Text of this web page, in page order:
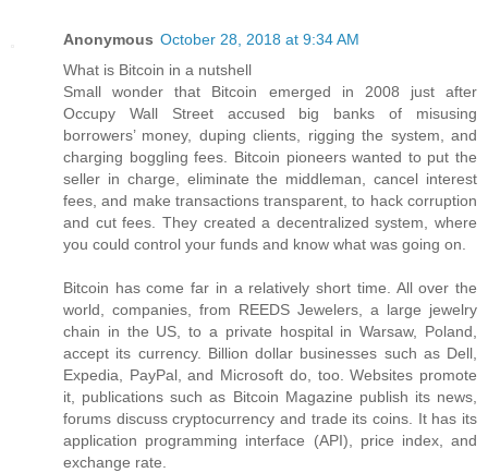
Anonymous October 28, 2018 at 9:34 AM
What is Bitcoin in a nutshell
Small wonder that Bitcoin emerged in 2008 just after
Occupy Wall Street accused big banks of misusing
borrowers’ money, duping clients, rigging the system, and
charging boggling fees. Bitcoin pioneers wanted to put the
seller in charge, eliminate the middleman, cancel interest
fees, and make transactions transparent, to hack corruption
and cut fees. They created a decentralized system, where
you could control your funds and know what was going on.
Bitcoin has come far in a relatively short time. All over the
world, companies, from REEDS Jewelers, a large jewelry
chain in the US, to a private hospital in Warsaw, Poland,
accept its currency. Billion dollar businesses such as Dell,
Expedia, PayPal, and Microsoft do, too. Websites promote
it, publications such as Bitcoin Magazine publish its news,
forums discuss cryptocurrency and trade its coins. It has its
application programming interface (API), price index, and
exchange rate.